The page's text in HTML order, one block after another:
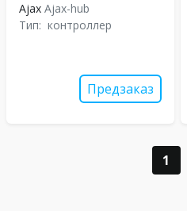
Ajax Ajax-hub
Тип: контроллер
Предзаказ
1